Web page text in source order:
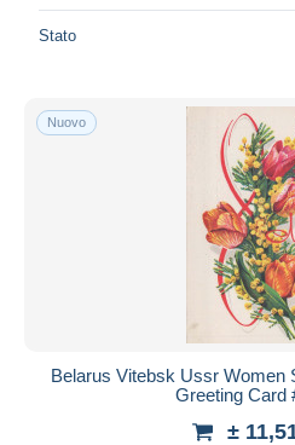
Stato
Nuovo
Belarus Vitebsk Ussr Women
Greeting Card
±